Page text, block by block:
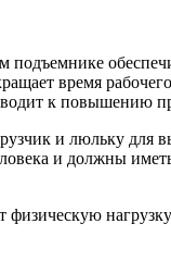
время
к повышению
и люльку для
и должны